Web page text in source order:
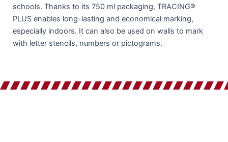
schools. Thanks to its 750 ml packaging, TRACING®
PLUS enables long-lasting and economical marking,
especially indoors. It can also be used on walls to mark
with letter stencils, numbers or pictograms.